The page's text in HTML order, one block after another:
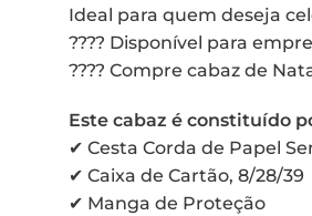
Ideal para quem deseja
???? Disponível para
???? Compre cabaz de
Este cabaz é constituído
✔ Cesta Corda de Papel
✔ Caixa de Cartão, 8/28/39
✔ Manga de Proteção